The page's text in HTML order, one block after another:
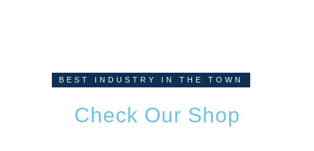
BEST INDUSTRY IN THE TOWN
Check Our Shop